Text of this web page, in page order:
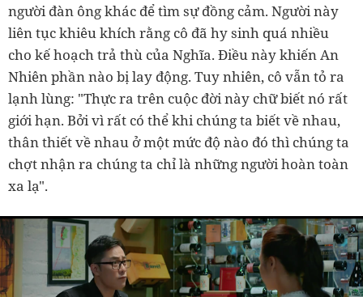
người đàn ông khác để tìm sự đồng cảm. Người này
liên tục khiêu khích rằng cô đã hy sinh quá nhiều
cho kế hoạch trả thù của Nghĩa. Điều này khiến An
Nhiên phần nào bị lay động. Tuy nhiên, cô vẫn tỏ ra
lạnh lùng: "Thực ra trên cuộc đời này chữ biết nó rất
giới hạn. Bởi vì rất có thể khi chúng ta biết về nhau,
thân thiết về nhau ở một mức độ nào đó thì chúng ta
chợt nhận ra chúng ta chỉ là những người hoàn toàn
xa lạ".